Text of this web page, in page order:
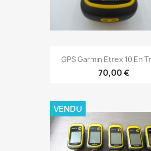
Aperçu rapide
GPS Garmin Etrex 10 En
70,00 €
VENDU